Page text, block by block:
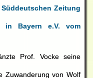
Süddeutschen Zeitung
in Bayern e.V. vom
Prof. Vocke seine
Zuwanderung von Wolf